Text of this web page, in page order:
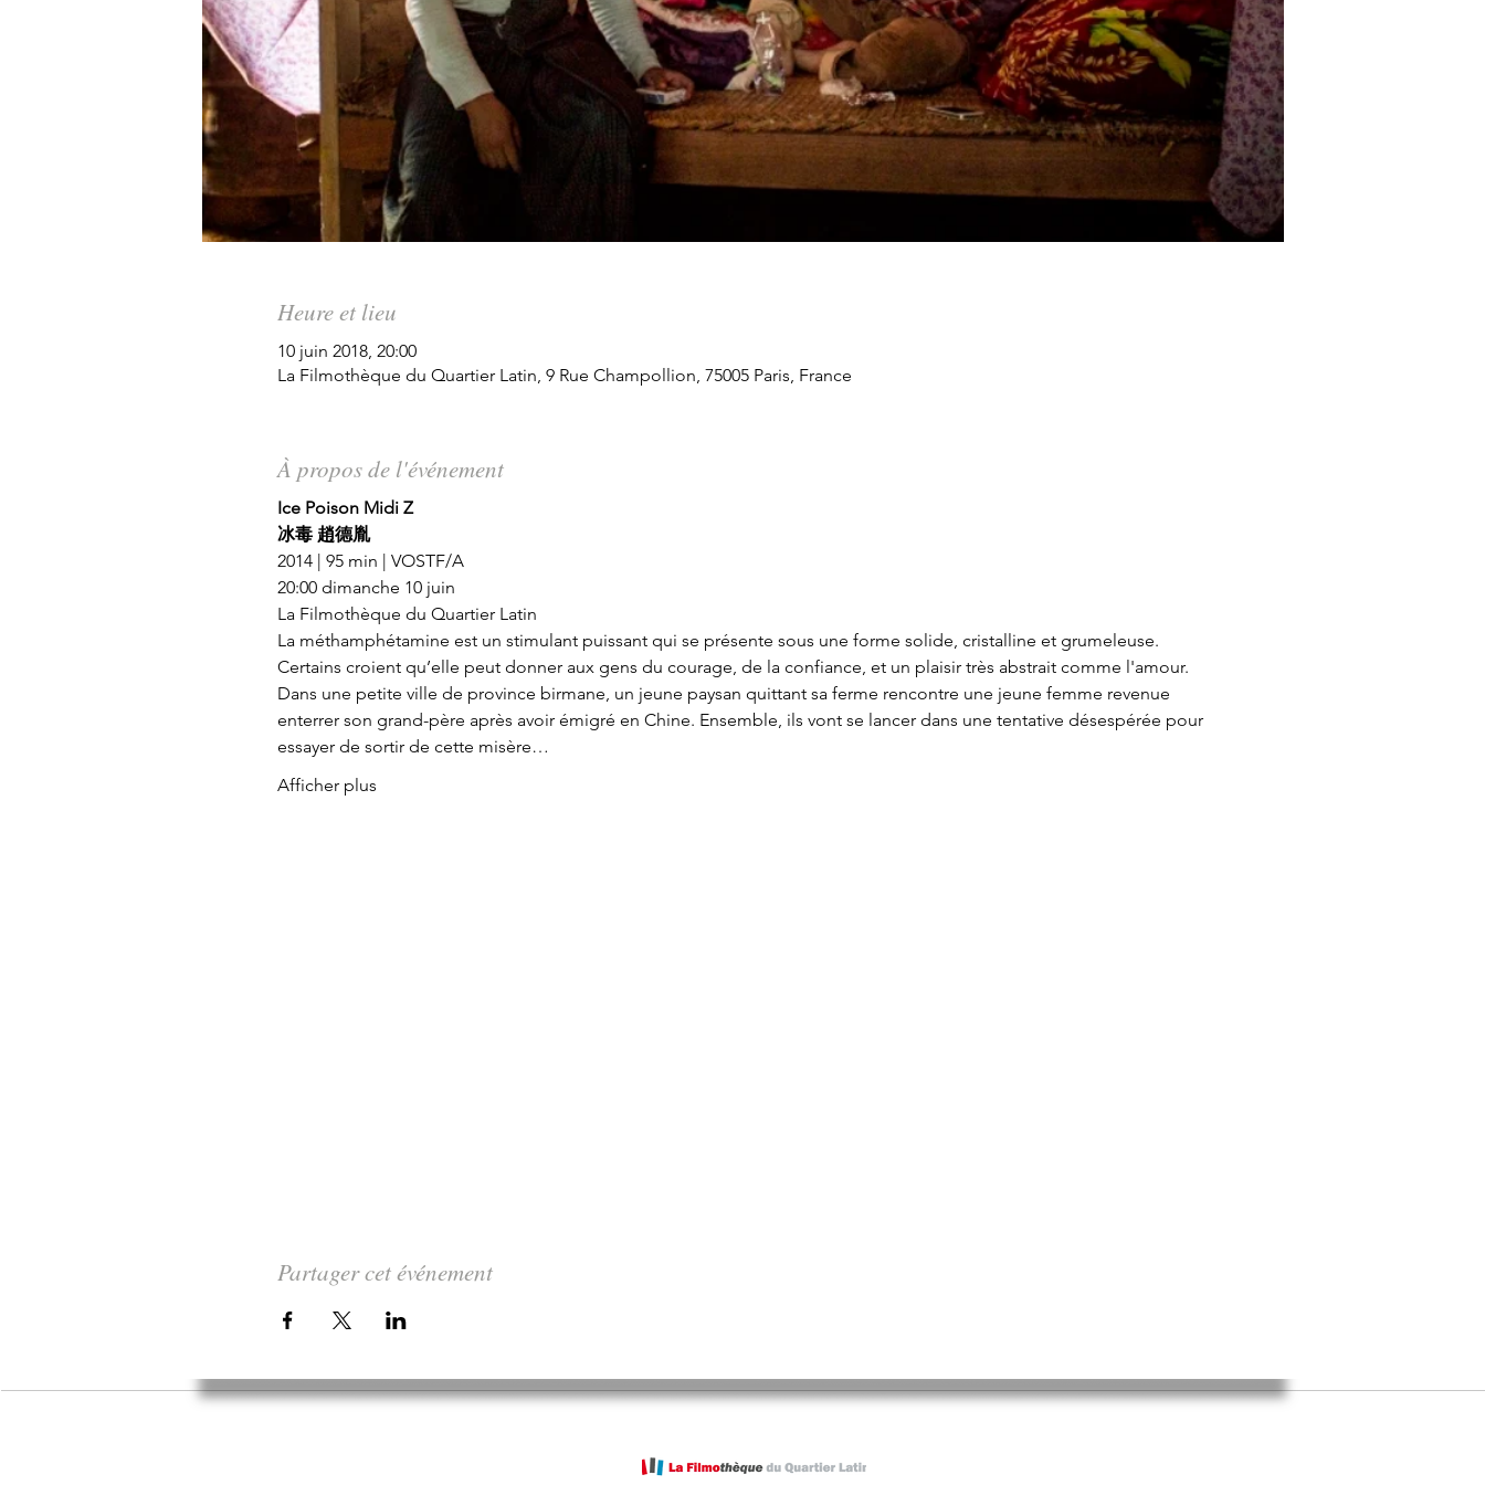
Heure et lieu
10 juin 2018, 20:00
La Filmothèque du Quartier Latin, 9 Rue Champollion, 75005 Paris, France
À propos de l'événement
Ice Poison Midi Z
冰毒 趙德胤
2014 | 95 min | VOSTF/A
20:00 dimanche 10 juin
La Filmothèque du Quartier Latin
La méthamphétamine est un stimulant puissant qui se présente sous une forme solide, cristalline et grumeleuse.
Certains croient qu’elle peut donner aux gens du courage, de la confiance, et un plaisir très abstrait comme l'amour.
Dans une petite ville de province birmane, un jeune paysan quittant sa ferme rencontre une jeune femme revenue
enterrer son grand-père après avoir émigré en Chine. Ensemble, ils vont se lancer dans une tentative désespérée pour
essayer de sortir de cette misère…
Afficher plus
Partager cet événement